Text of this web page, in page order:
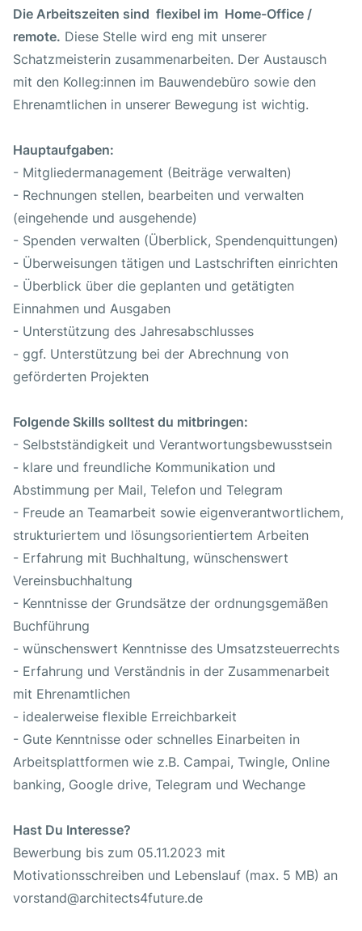
Die Arbeitszeiten sind flexibel im Home-Office /
remote. Diese Stelle wird eng mit unserer
Schatzmeisterin zusammenarbeiten. Der Austausch
mit den Kolleg:innen im Bauwendebüro sowie den
Ehrenamtlichen in unserer Bewegung ist wichtig.
Hauptaufgaben:
- Mitgliedermanagement (Beiträge verwalten)
- Rechnungen stellen, bearbeiten und verwalten
(eingehende und ausgehende)
- Spenden verwalten (Überblick, Spendenquittungen)
- Überweisungen tätigen und Lastschriften einrichten
- Überblick über die geplanten und getätigten
Einnahmen und Ausgaben
- Unterstützung des Jahresabschlusses
- ggf. Unterstützung bei der Abrechnung von
geförderten Projekten
Folgende Skills solltest du mitbringen:
- Selbstständigkeit und Verantwortungsbewusstsein
- klare und freundliche Kommunikation und
Abstimmung per Mail, Telefon und Telegram
- Freude an Teamarbeit sowie eigenverantwortlichem,
strukturiertem und lösungsorientiertem Arbeiten
- Erfahrung mit Buchhaltung, wünschenswert
Vereinsbuchhaltung
- Kenntnisse der Grundsätze der ordnungsgemäßen
Buchführung
- wünschenswert Kenntnisse des Umsatzsteuerrechts
- Erfahrung und Verständnis in der Zusammenarbeit
mit Ehrenamtlichen
- idealerweise flexible Erreichbarkeit
- Gute Kenntnisse oder schnelles Einarbeiten in
Arbeitsplattformen wie z.B. Campai, Twingle, Online
banking, Google drive, Telegram und Wechange
Hast Du Interesse?
Bewerbung bis zum 05.11.2023 mit
Motivationsschreiben und Lebenslauf (max. 5 MB) an
vorstand@architects4future.de